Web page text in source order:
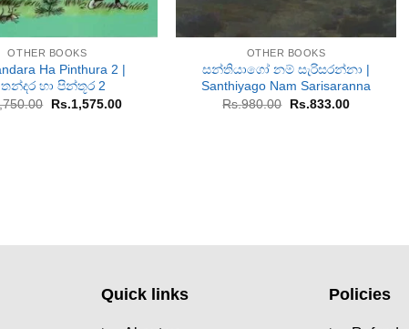
OTHER BOOKS
Ha Pinthura 2 |
හා පින්තූර 2
Original
Rs.1,575.00Current
OTHER BOOKS
සන්තියාගෝ නම් සැරිසරන්නා |
Santhiyago Nam Sarisaranna
Rs.980.00
Original
Rs.833.00Current
Quick links Policies